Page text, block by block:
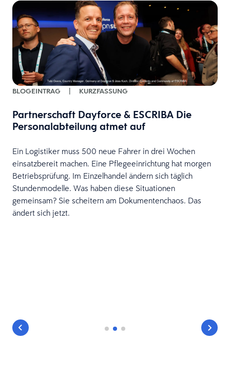
BLOGEINTRAG | KURZFASSUNG
Partnerschaft Dayforce & ESCRIBA Die
Personalabteilung atmet auf
Ein Logistiker muss 500 neue Fahrer in drei Wochen
einsatzbereit machen. Eine Pflegeeinrichtung hat morgen
Betriebsprüfung. Im Einzelhandel ändern sich täglich
Stundenmodelle. Was haben diese Situationen
gemeinsam? Sie scheitern am Dokumentenchaos. Das
ändert sich jetzt.